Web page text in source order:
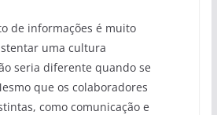
de informações é muito
uma cultura
seria diferente quando se
que os colaboradores
como comunicação e